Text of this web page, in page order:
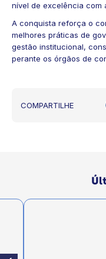
nível de excelência com
A conquista reforça o
melhores práticas de
gestão institucional,
perante os órgãos de
COMPARTILHE